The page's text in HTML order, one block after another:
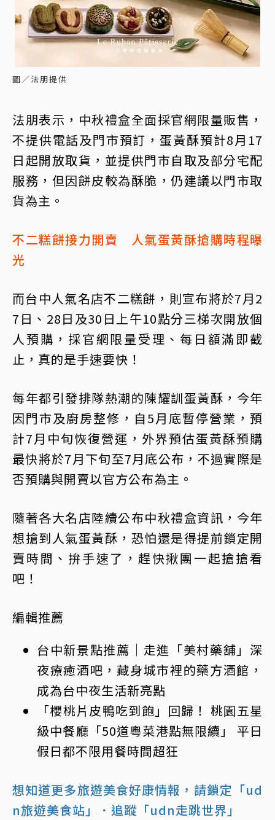
圖／法朋提供
法朋表示，中秋禮盒全面採官網限量販售，
不提供電話及門市預訂，蛋黃酥預計8月17
日起開放取貨，並提供門市自取及部分宅配
服務，但因餅皮較為酥脆，仍建議以門市取
貨為主。
不二糕餅接力開賣 人氣蛋黃酥搶購時程曝
光
而台中人氣名店不二糕餅，則宣布將於7月2
7日、28日及30日上午10點分三梯次開放個
人預購，採官網限量受理、每日額滿即截
止，真的是手速要快！
每年都引發排隊熱潮的陳耀訓蛋黃酥，今年
因門市及廚房整修，自5月底暫停營業，預
計7月中旬恢復營運，外界預估蛋黃酥預購
最快將於7月下旬至7月底公布，不過實際是
否預購與開賣以官方公布為主。
隨著各大名店陸續公布中秋禮盒資訊，今年
想搶到人氣蛋黃酥，恐怕還是得提前鎖定開
賣時間、拚手速了，趕快揪團一起搶搶看
吧！
編輯推薦
台中新景點推薦｜走進「美村藥舖」深
夜療癒酒吧，藏身城市裡的藥方酒館，
成為台中夜生活新亮點
「櫻桃片皮鴨吃到飽」回歸！ 桃園五星
級中餐廳「50道粵菜港點無限續」 平日
假日都不限用餐時間超狂
想知道更多旅遊美食好康情報，請鎖定「ud
n旅遊美食站」
．追蹤「udn走跳世界」